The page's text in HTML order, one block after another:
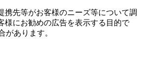
携先等がお客様のニーズ等について調
様にお勧めの広告を表⽰する⽬的で
があります。